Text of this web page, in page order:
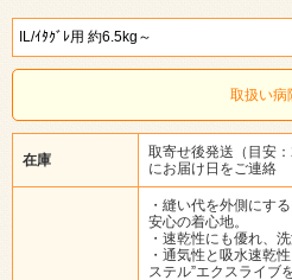
取扱い病
在庫
取寄せ後発送（目安
にお届け日をご連絡
・縫い代を外側にす
安心の着心地。
・速乾性にも優れ、
・通気性と吸水速乾
ステル”エクスライブ